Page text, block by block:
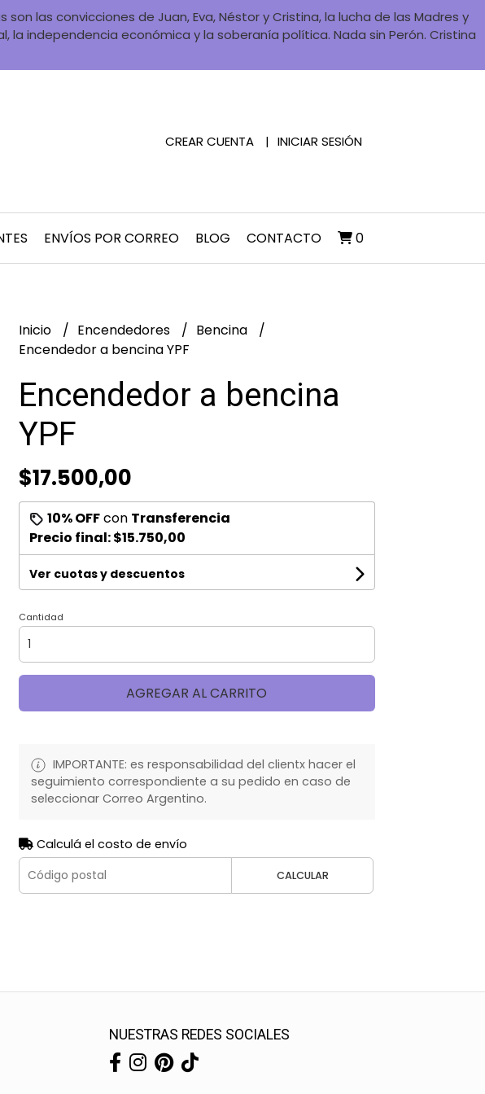
las convicciones de Juan, Eva, Néstor y Cristina, la lucha de las Madres y
la independencia económica y la soberanía política. Nada sin Perón. Cristina
CREAR CUENTA INICIAR SESIÓN
ENVÍOS POR CORREO BLOG CONTACTO 0
Inicio Encendedores
Bencina
Encendedor a bencina YPF
Encendedor a bencina
YPF
$17.500,00
10% OFFcon Transferencia
Precio final:$15.750,00
Ver cuotas y descuentos
Cantidad
AGREGAR AL CARRITO
IMPORTANTE: es responsabilidad del clientx hacer el
seguimiento correspondiente a su pedido en caso de
seleccionar Correo Argentino.
Calculá el costo de envío
CALCULAR
NUESTRAS REDES SOCIALES